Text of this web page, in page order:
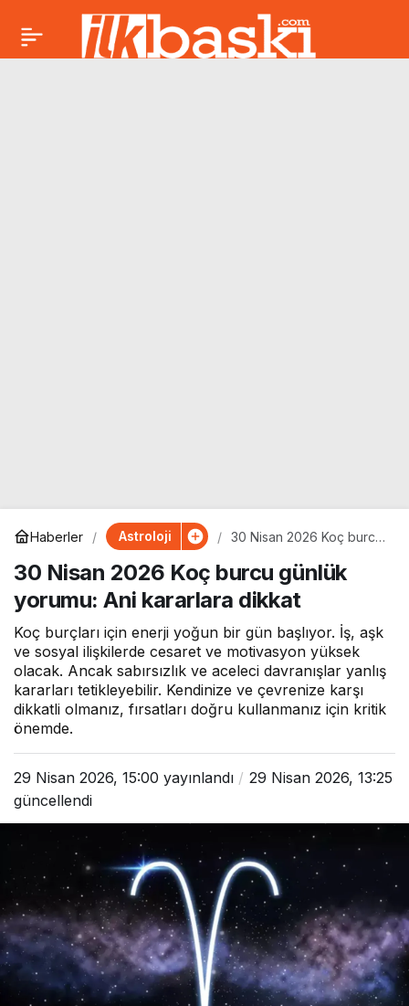
Haberler Astroloji
30 Nisan 2026 Koç burcu
kararlara dikkat
30 Nisan 2026 Koç burcu günlük
yorumu: Ani kararlara dikkat
Koç burçları için enerji yoğun bir gün başlıyor. İş, aşk
ve sosyal ilişkilerde cesaret ve motivasyon yüksek
olacak. Ancak sabırsızlık ve aceleci davranışlar yanlış
kararları tetikleyebilir. Kendinize ve çevrenize karşı
dikkatli olmanız, fırsatları doğru kullanmanız için kritik
önemde.
29 Nisan 2026, 15:00 yayınlandı
29 Nisan 2026, 13:25
güncellendi
Bugün burçları neler